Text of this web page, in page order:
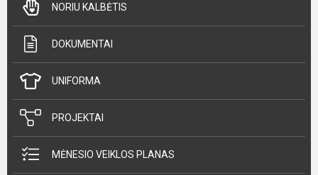
NORIU KALBĖTIS
DOKUMENTAI
UNIFORMA
PROJEKTAI
MĖNESIO VEIKLOS PLANAS